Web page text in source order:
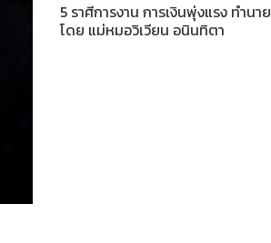
5 ราศีการงาน การเงินพุ่งแรง ทำนาย
โดย แม่หมอวิเวียน อนินทิตา